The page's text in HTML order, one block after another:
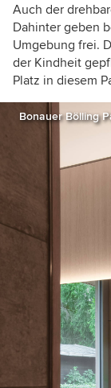
Auch der
Dahinter geben
Umgebung frei.
der Kindheit
Platz in diesem
Bonauer Bölling